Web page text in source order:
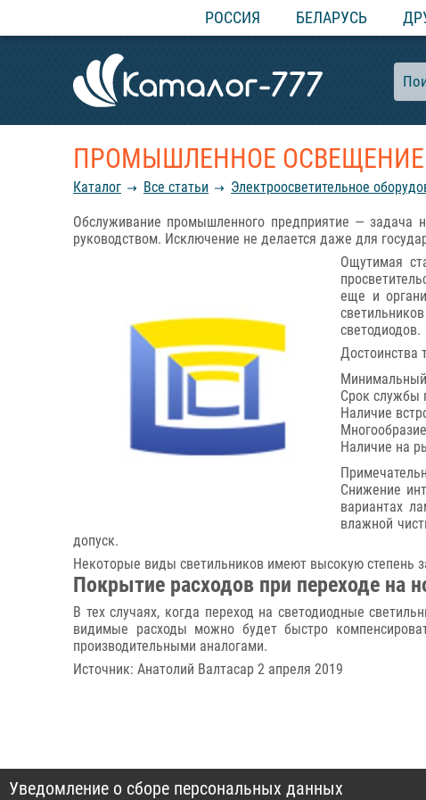
РОССИЯ БЕЛАРУСЬ
ПРОМЫШЛЕННОЕ
Каталог Все статьи Электроосветительное
Обслуживание промышленного предприятие — задача
руководством. Исключение не делается даже для
Ощутимая
еще и
светодиодов.
Достоинства
Минимальный
Срок службы
Наличие
Наличие на
Снижение
вариантах
влажной
допуск.
Некоторые виды светильников имеют высокую степень
Покрытие расходов при переходе на
В тех случаях, когда переход на светодиодные
видимые расходы можно будет быстро
производительными аналогами.
Источник: Анатолий Валтасар 2 апреля 2019
Уведомление о сборе персональных данных